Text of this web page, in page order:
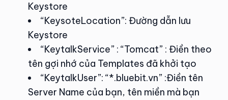
Keystore
“KeysoteLocation”: Đường dẫn lưu
Keystore
“KeytalkService” : “Tomcat” : Điền theo
tên gợi nhớ của Templates đã khởi tạo
“KeytalkUser”: “*.bluebit.vn” :Điền tên
Server Name của bạn, tên miền mà bạn